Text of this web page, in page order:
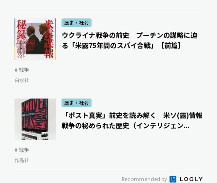
歴史・社会
ウクライナ戦争の前史 プーチンの謀略に迫
る「米露75年間のスパイ合戦」［前篇］
# 戦争
白水社
歴史・社会
「ポスト真実」前史を読み解く 米ソ(露)情報
戦争の秘められた歴史（インテリジェン...
# 戦争
作品社
Recommended by